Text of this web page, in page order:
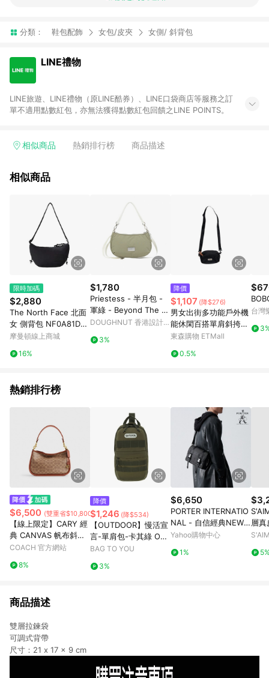
分類： 鞋包配飾 女包/皮夾 女側/ 斜背包
LINE禮物
LINE旅遊、LINE禮物（原LINE酷券）、LINE口袋商店等服務之訂
單不適用點數紅包，亦無法獲得點數紅包回饋之LINE POINTS。
相似商品 熱銷排行榜 商品描述
相似商品
限時加碼
$2,880
The North Face 北面
女 側背包 NF0A81DS4
H0
摩曼頓線上商城
16%
$1,780
Priestess - 半月包 -
軍綠 - Beyond The H
orizon
DOUGHNUT 香港設計品
3%
降價
$1,107 (降$276)
男女出街多功能戶外機
能休閑百搭單肩斜挎包
復古黑色運動小背包
東森購物 ETMall
0.5%
台灣
熱銷排行榜
$6,500 (雙重省$10,800)
【線上限定】CARY 經
典 CANVAS 帆布斜背
手袋
COACH 官方網站
8%
降價
$1,246 (降$534)
【OUTDOOR】慢活宣
言-單肩包-卡其綠 OD2
33316KI
BAG TO YOU
3%
$6,650
PORTER INTERNATIO
NAL - 自信經典NEW
HEAT斜背包 - 全黑
Yahoo購物中心
1%
層
商品描述
雙層拉鍊袋
可調式背帶
尺寸：21 x 17 x 9 cm